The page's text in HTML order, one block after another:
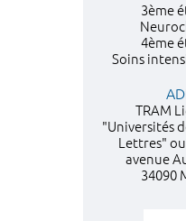
3ème
4ème
Soins
TRAM
"Universités
Lettres"
avenue
34090